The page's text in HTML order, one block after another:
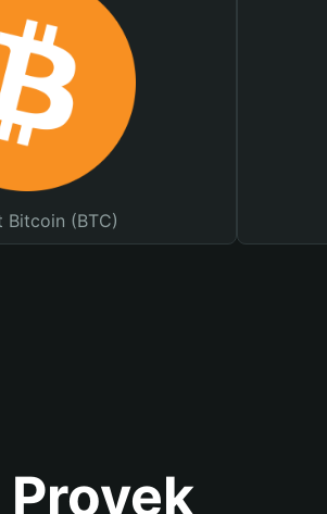
Bitcoin (BTC)